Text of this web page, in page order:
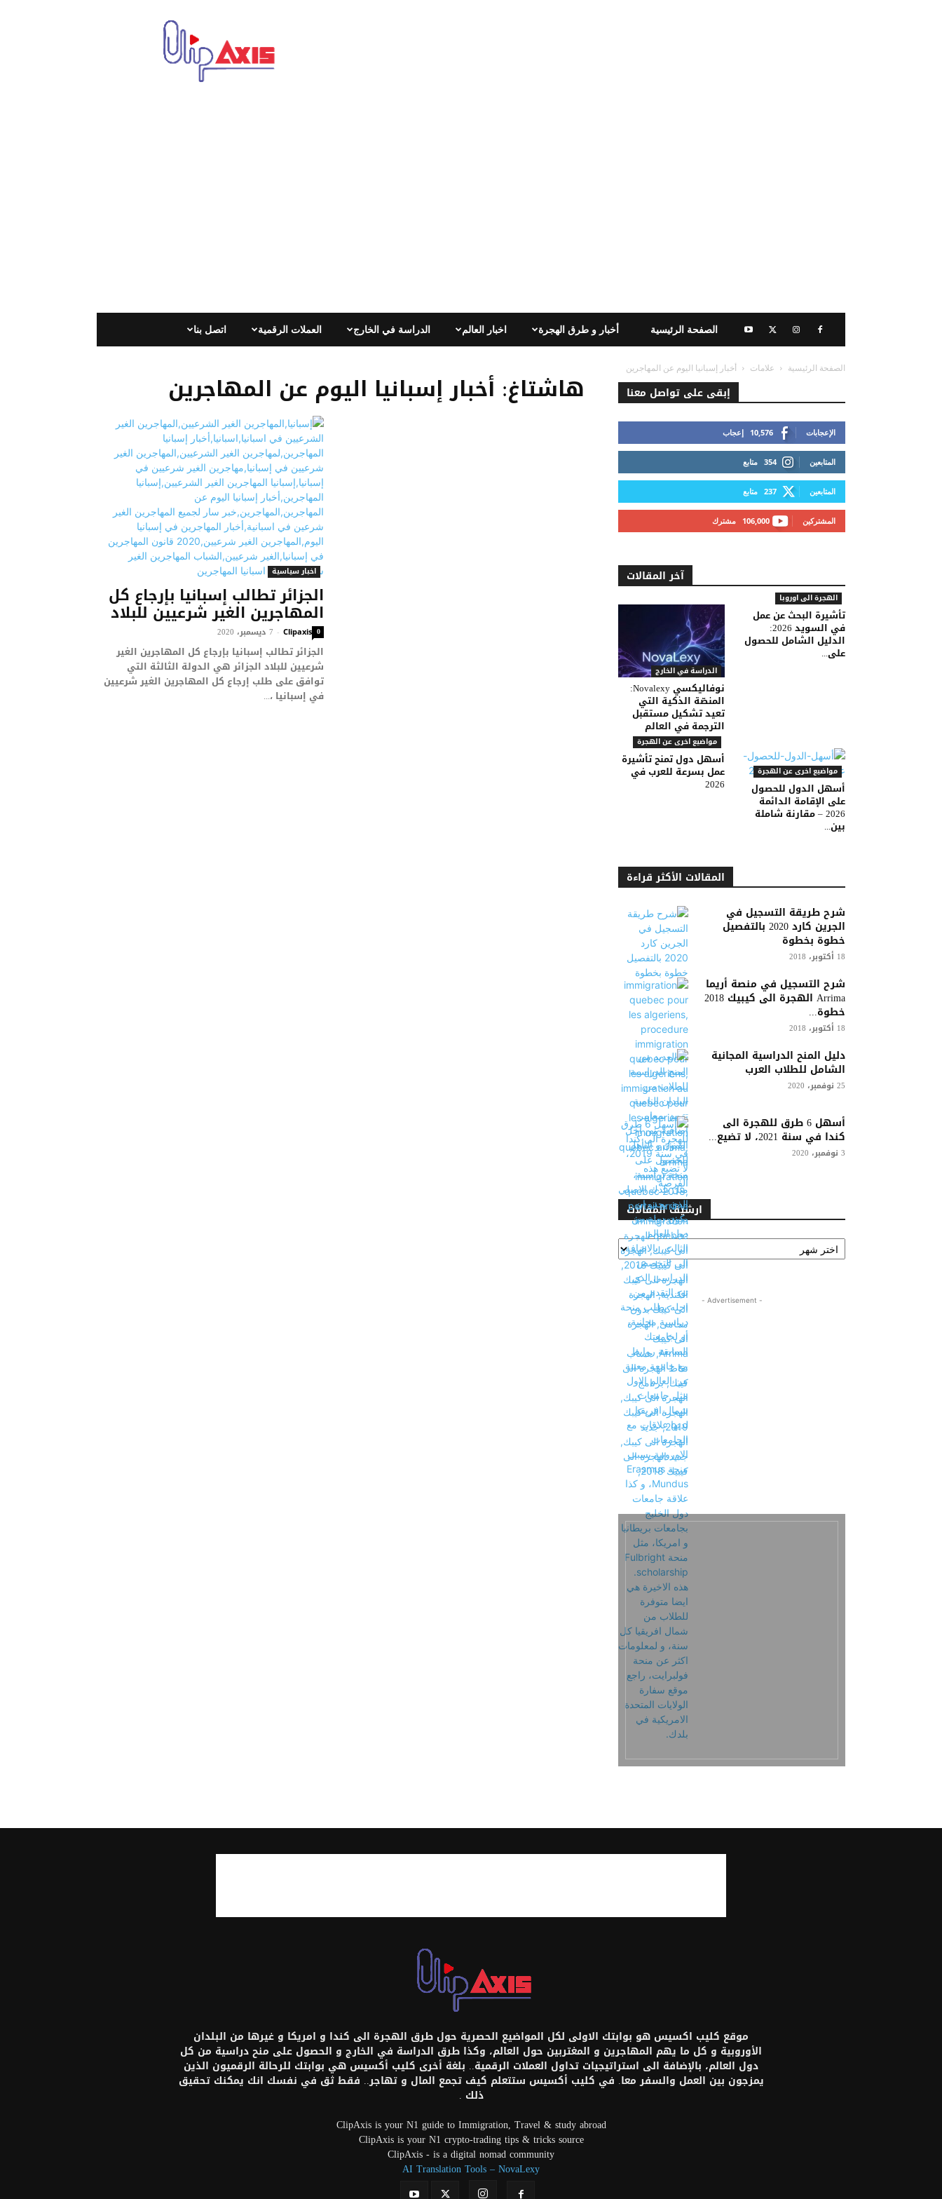
اتصل بنا العملات الرقمية الدراسة في الخارج اخبار العالم أخبار و طرق الهجرة الصفحة الرئيسية
الصفحة الرئيسية علامات أخبار إسبانيا اليوم عن المهاجرين
هاشتاغ: أخبار إسبانيا اليوم عن المهاجرين
اخبار سياسية
الجزائر تطالب إسبانيا بإرجاع كل
المهاجرين الغير شرعيين للبلاد
Clipaxis
- 7 ديسمبر، 2020 0
الجزائر تطالب إسبانيا بإرجاع كل المهاجرين الغير
شرعيين للبلاد الجزائر هي الدولة الثالثة التي
توافق على طلب إرجاع كل المهاجرين الغير شرعيين
في إسبانيا ،...
إبقى على تواصل معنا
10,576 إعجاب الإعجابات
354 متابع المتابعين
237 متابع المتابعين
106,000 مشترك المشتركين
آخر المقالات
الدراسة في الخارج
نوفاليكسي Novalexy:
المنصّة الذكية التي
تعيد تشكيل مستقبل
الترجمة في العالم
الهجرة الى اوروبا
تأشيرة البحث عن عمل
في السويد 2026:
الدليل الشامل للحصول
على...
مواضيع اخرى عن الهجرة
أسهل دول تمنح تأشيرة
عمل بسرعة للعرب في
2026
مواضيع اخرى عن الهجرة
أسهل الدول للحصول
على الإقامة الدائمة
2026 – مقارنة شاملة
بين...
المقالات الأكثر قراءة
شرح طريقة التسجيل في
الجرين كارد 2020 بالتفصيل
خطوة بخطوة
18 أكتوبر، 2018
شرح التسجيل في منصة أريما
Arrima الهجرة الى كيبيك 2018
خطوة...
18 أكتوبر، 2018
دليل المنح الدراسية المجانية
الشامل للطلاب العرب
25 نوفمبر، 2020
أسهل 6 طرق للهجرة الى
كندا في سنة 2021، لا تضيع...
3 نوفمبر، 2020
ارشيف المقالات
ارشيف
المقالات
- Advertisement -
موقع كليب اكسيس هو بوابتك الاولى لكل المواضيع الحصرية حول طرق الهجرة الى كندا و امريكا و غيرها من البلدان
الأوروبية و كل ما يهم المهاجرين و المغتربين حول العالم، وكذا طرق الدراسة في الخارج و الحصول على منح دراسية من كل
دول العالم، بالإضافة الى استراتيجيات تداول العملات الرقمية.. بلغة أخرى كليب أكسيس هي بوابتك للرحالة الرقميون الذين
يمزجون بين العمل والسفر معا. في كليب أكسيس ستتعلم كيف تجمع المال و تهاجر.. فقط ثق في نفسك انك يمكنك تحقيق
ذلك .
ClipAxis is your N1 guide to Immigration, Travel & study abroad
ClipAxis is your N1 crypto-trading tips & tricks source
ClipAxis - is a digital nomad community
AI Translation Tools – NovaLexy